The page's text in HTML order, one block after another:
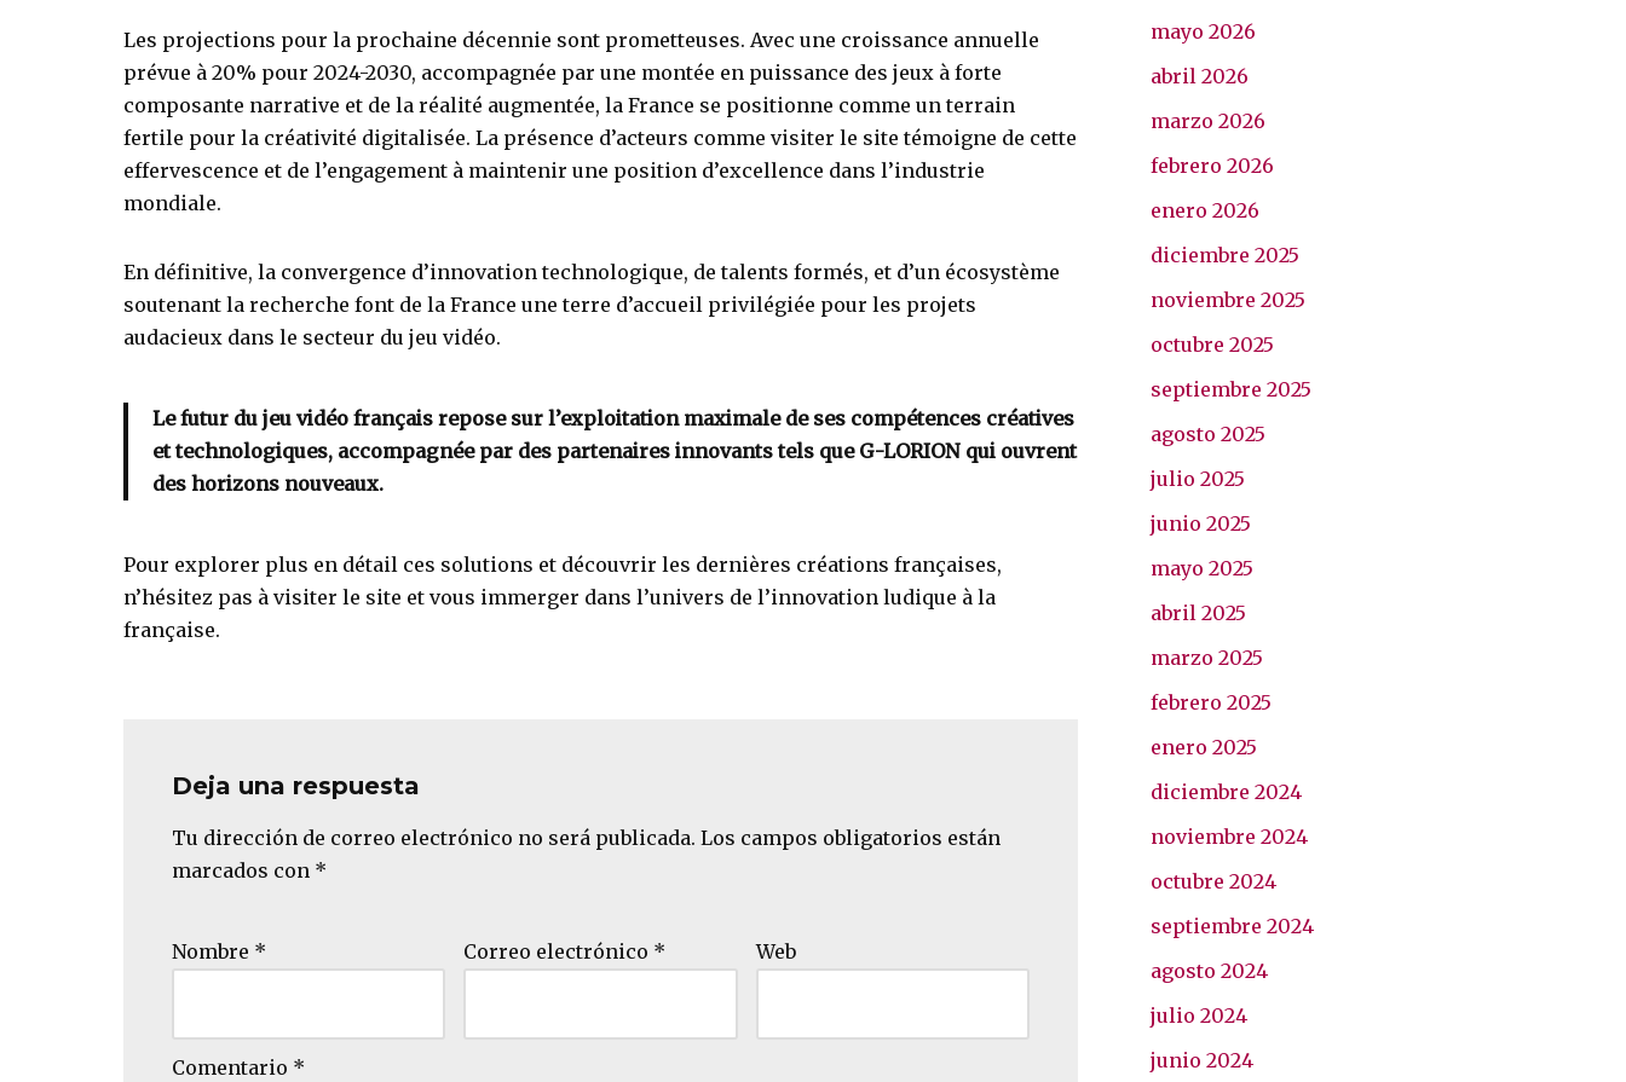
Les projections pour la prochaine décennie sont prometteuses. Avec une croissance annuelle
prévue à 20% pour 2024-2030, accompagnée par une montée en puissance des jeux à forte
composante narrative et de la réalité augmentée, la France se positionne comme un terrain
fertile pour la créativité digitalisée. La présence d’acteurs comme visiter le site témoigne de cette
effervescence et de l’engagement à maintenir une position d’excellence dans l’industrie
mondiale.
En définitive, la convergence d’innovation technologique, de talents formés, et d’un écosystème
soutenant la recherche font de la France une terre d’accueil privilégiée pour les projets
audacieux dans le secteur du jeu vidéo.
Le futur du jeu vidéo français repose sur l’exploitation maximale de ses compétences créatives
et technologiques, accompagnée par des partenaires innovants tels que G-LORION qui ouvrent
des horizons nouveaux.
Pour explorer plus en détail ces solutions et découvrir les dernières créations françaises,
n’hésitez pas à visiter le site et vous immerger dans l’univers de l’innovation ludique à la
française.
Deja una respuesta
Tu dirección de correo electrónico no será publicada. Los campos obligatorios están
marcados con *
Nombre * Correo electrónico * Web
Comentario *
mayo 2026
abril 2026
marzo 2026
febrero 2026
enero 2026
diciembre 2025
noviembre 2025
octubre 2025
septiembre 2025
agosto 2025
julio 2025
junio 2025
mayo 2025
abril 2025
marzo 2025
febrero 2025
enero 2025
diciembre 2024
noviembre 2024
octubre 2024
septiembre 2024
agosto 2024
julio 2024
junio 2024